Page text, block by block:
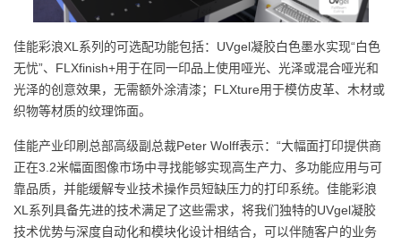
佳能彩浪XL系列的可选配功能包括：UVgel凝胶白色墨水实现“白色
无忧”、FLXfinish+用于在同一印品上使用哑光、光泽或混合哑光和
光泽的创意效果，无需额外涂清漆；FLXture用于模仿皮革、木材或
织物等材质的纹理饰面。
佳能产业印刷总部高级副总裁Peter Wolff表示：“大幅面打印提供商
正在3.2米幅面图像市场中寻找能够实现高生产力、多功能应用与可
靠品质，并能缓解专业技术操作员短缺压力的打印系统。佳能彩浪
XL系列具备先进的技术满足了这些需求，将我们独特的UVgel凝胶
技术优势与深度自动化和模块化设计相结合，可以伴随客户的业务